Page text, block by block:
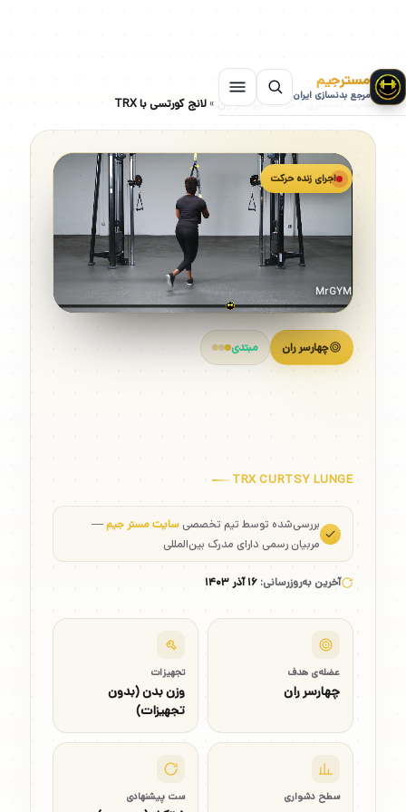
مسترجیم
مرجع بدنسازی ایران
سایت بدنسازی»حرکات چهارسر ران »لانج کورتسی با TRX
چهارسر ران مبتدی
TRX CURTSY LUNGE
بررسی‌شده توسط تیم تخصصیسایت مستر جیم—
مربیان رسمی دارای مدرک بین‌المللی
آخرین به‌روزرسانی:۱۶ آذر ۱۴۰۳
عضله‌ی هدف
چهارسر ران
تجهیزات
وزن بدن (بدون
تجهیزات)
سطح دشواری ست پیشنهادی
اجرای زنده حرکت
MrGYM